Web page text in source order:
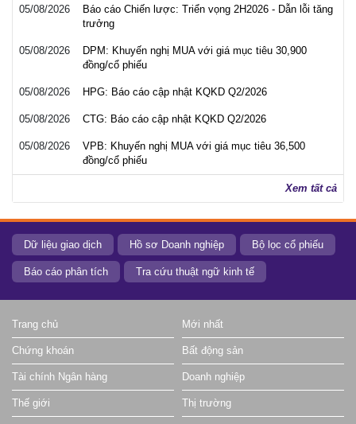
05/08/2026
Báo cáo Chiến lược: Triển vọng 2H2026 - Dẫn lỗi tăng
trưởng
05/08/2026
DPM: Khuyến nghị MUA với giá mục tiêu 30,900
đồng/cổ phiếu
05/08/2026 HPG: Báo cáo cập nhật KQKD Q2/2026
05/08/2026 CTG: Báo cáo cập nhật KQKD Q2/2026
05/08/2026
VPB: Khuyến nghị MUA với giá mục tiêu 36,500
đồng/cổ phiếu
Xem tất cả
Dữ liệu giao dịch Hồ sơ Doanh nghiệp Bộ lọc cổ phiếu
Báo cáo phân tích Tra cứu thuật ngữ kinh tế
Trang chủ Mới nhất
Chứng khoán Bất động sản
Tài chính Ngân hàng Doanh nghiệp
Thế giới Thị trường